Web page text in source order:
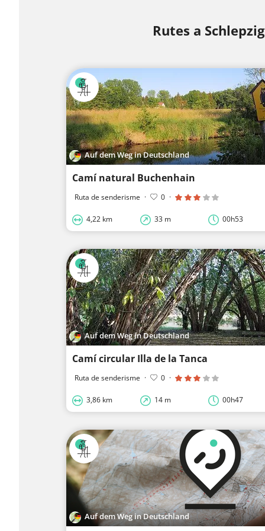
Rutes a Schlepzig
Auf dem Weg in Deutschland
Camí natural Buchenhain
Ruta de senderisme · 0 ·
4,22 km 33 m 00h53
Auf dem Weg in Deutschland
Camí circular Illa de la Tanca
Ruta de senderisme · 0 ·
3,86 km 14 m 00h47
Auf dem Weg in Deutschland